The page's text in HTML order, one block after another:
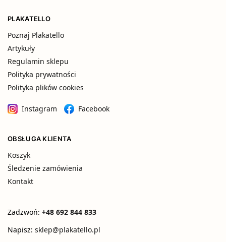
PLAKATELLO
Poznaj Plakatello
Artykuły
Regulamin sklepu
Polityka prywatności
Polityka plików cookies
Instagram Facebook
OBSŁUGA KLIENTA
Koszyk
Śledzenie zamówienia
Kontakt
Zadzwoń: +48 692 844 833
Napisz: sklep@plakatello.pl